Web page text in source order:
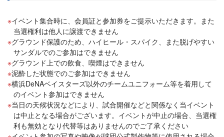
イベント集合時に、会員証と参加券をご提示いただきます。また
当選権利は他人に譲渡できません
グラウンド保護のため、ハイヒール・スパイク、また脱げやすい
サンダルでのご参加はできません
グラウンド上での飲食、喫煙はできません
泥酔した状態でのご参加はできません
横浜DeNAベイスターズ以外のチームユニフォーム等を着用して
のイベント参加はできません
当日の天候状況などにより、試合開催などと関係なく当イベント
は中止となる場合がございます。イベントが中止の場合、当選権
利も無効となり代替等はありませんのでご了承ください